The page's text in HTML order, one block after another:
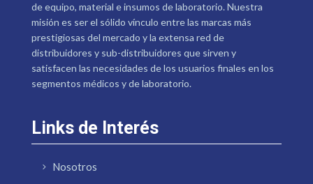
de equipo, material e insumos de laboratorio. Nuestra
misión es ser el sólido vínculo entre las marcas más
prestigiosas del mercado y la extensa red de
distribuidores y sub-distribuidores que sirven y
satisfacen las necesidades de los usuarios finales en los
segmentos médicos y de laboratorio.
Links de Interés
Nosotros